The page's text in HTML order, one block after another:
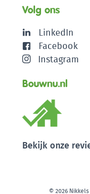
Volg ons
LinkedIn
Facebook
Instagram
Bouwnu.nl
Bekijk onze
© 2026 Nikkels